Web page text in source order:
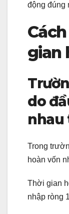
động đúng
gian
do
nhau
Trong
hoàn vốn
Thời gian
nhập ròng